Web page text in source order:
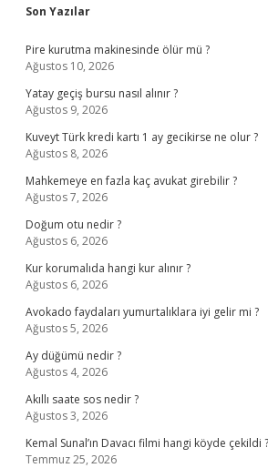
Sidebar
Son Yazılar
Pire kurutma makinesinde ölür mü ?
Ağustos 10, 2026
Yatay geçiş bursu nasıl alınır ?
Ağustos 9, 2026
Kuveyt Türk kredi kartı 1 ay gecikirse ne olur ?
Ağustos 8, 2026
Mahkemeye en fazla kaç avukat girebilir ?
Ağustos 7, 2026
Doğum otu nedir ?
Ağustos 6, 2026
Kur korumalıda hangi kur alınır ?
Ağustos 6, 2026
Avokado faydaları yumurtalıklara iyi gelir mi ?
Ağustos 5, 2026
Ay düğümü nedir ?
Ağustos 4, 2026
Akıllı saate sos nedir ?
Ağustos 3, 2026
Kemal Sunal’ın Davacı filmi hangi köyde çekildi ?
Temmuz 25, 2026